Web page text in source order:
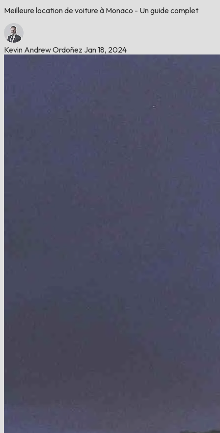
Meilleure location de voiture à Monaco - Un guide complet
Kevin Andrew Ordoñez Jan 18, 2024